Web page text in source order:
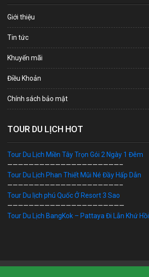
Giới thiệu
Tin tức
Khuyến mãi
Điều Khoản
Chính sách bảo mật
TOUR DU LỊCH HOT
Tour Du Lịch Miền Tây Trọn Gói 2 Ngày 1 Đêm
—————————————————————–
Tour Du Lịch Phan Thiết Mũi Né Đầy Hấp Dẫn
—————————————————————–
Tour Du lịch phú Quốc Ở Resort 3 Sao
——————————————————————
Tour Du Lịch BangKok – Pattaya Đi Lẫn Khứ Hồi